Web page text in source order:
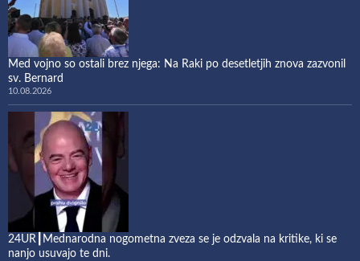
Med vojno so ostali brez njega: Na Raki po desetletjih znova zazvonil
sv. Bernard
10.08.2026
24UR┃Mednarodna nogometna zveza se je odzvala na kritike, ki se
nanjo usuvajo te dni.